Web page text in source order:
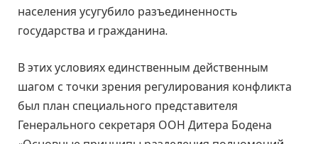
населения усугубило разъединенность
государства и гражданина.
В этих условиях единственным действенным
шагом с точки зрения регулирования конфликта
был план специального представителя
Генерального секретаря ООН Дитера Бодена